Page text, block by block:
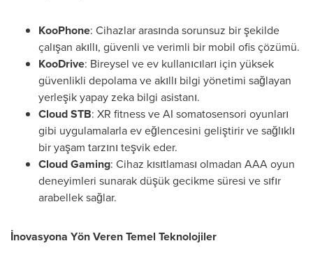
KooPhone: Cihazlar arasında sorunsuz bir şekilde
çalışan akıllı, güvenli ve verimli bir mobil ofis çözümü.
KooDrive: Bireysel ve ev kullanıcıları için yüksek
güvenlikli depolama ve akıllı bilgi yönetimi sağlayan
yerleşik yapay zeka bilgi asistanı.
Cloud STB: XR fitness ve AI somatosensori oyunları
gibi uygulamalarla ev eğlencesini geliştirir ve sağlıklı
bir yaşam tarzını teşvik eder.
Cloud Gaming: Cihaz kısıtlaması olmadan AAA oyun
deneyimleri sunarak düşük gecikme süresi ve sıfır
arabellek sağlar.
İnovasyona Yön Veren Temel Teknolojiler